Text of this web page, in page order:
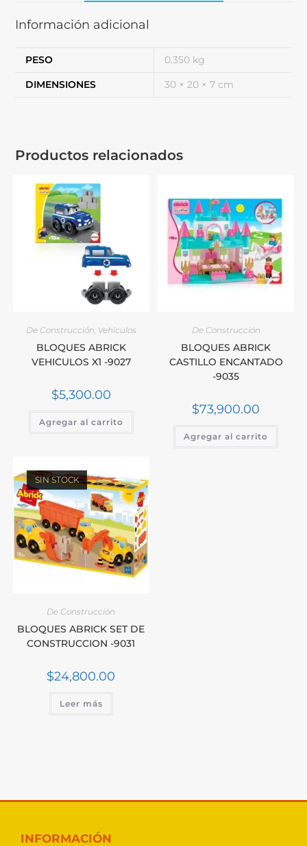
Información adicional
PESO
0.350 kg
DIMENSIONES
30 × 20 × 7 cm
Productos relacionados
De Construcción Vehículos
BLOQUES ABRICK
VEHICULOS X1 -9027
$5,300.00
Agregar al carrito
De Construcción
BLOQUES ABRICK
CASTILLO ENCANTADO
-9035
$73,900.00
Agregar al carrito
SIN STOCK
De Construcción
BLOQUES ABRICK SET DE
CONSTRUCCION -9031
$24,800.00
Leer más
INFORMACIÓN